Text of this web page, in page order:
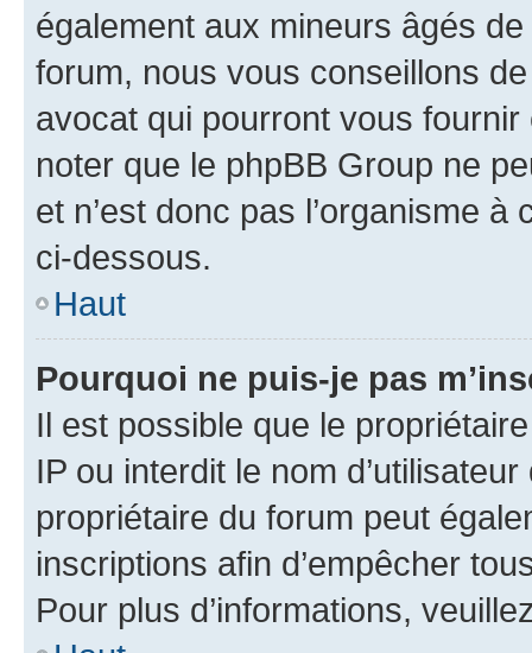
également aux mineurs âgés
forum, nous vous conseillons
avocat qui pourront vous
noter que le phpBB Group ne
et n’est donc pas l’organisme
ci-dessous.
Haut
Pourquoi ne puis-je pas
Il est possible que le
IP ou interdit le nom
propriétaire du forum peut
inscriptions afin d’empêcher
Pour plus d’informations,